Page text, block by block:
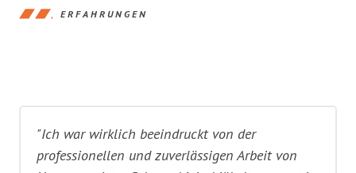
ERFAHRUNGEN
"Ich war wirklich beeindruckt von der
professionellen und zuverlässigen Arbeit von